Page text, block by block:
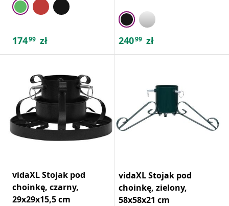
17499 zł 24099 zł
vidaXL Stojak pod
choinkę, czarny,
29x29x15,5 cm
vidaXL Stojak pod
choinkę, zielony,
58x58x21 cm